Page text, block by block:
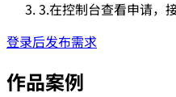
3.在控制台查看申请，
登录后发布需求
作品案例